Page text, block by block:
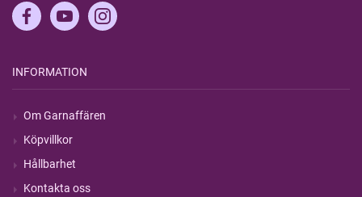
INFORMATION
Om Garnaffären
Köpvillkor
Hållbarhet
Kontakta oss